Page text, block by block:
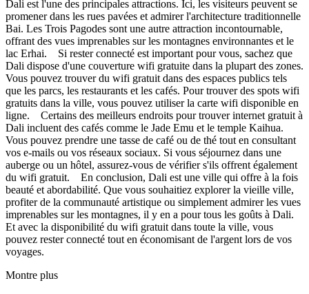
Dali est l'une des principales attractions. Ici, les visiteurs peuvent se
promener dans les rues pavées et admirer l'architecture traditionnelle
Bai. Les Trois Pagodes sont une autre attraction incontournable,
offrant des vues imprenables sur les montagnes environnantes et le
lac Erhai. Si rester connecté est important pour vous, sachez que
Dali dispose d'une couverture wifi gratuite dans la plupart des zones.
Vous pouvez trouver du wifi gratuit dans des espaces publics tels
que les parcs, les restaurants et les cafés. Pour trouver des spots wifi
gratuits dans la ville, vous pouvez utiliser la carte wifi disponible en
ligne. Certains des meilleurs endroits pour trouver internet gratuit à
Dali incluent des cafés comme le Jade Emu et le temple Kaihua.
Vous pouvez prendre une tasse de café ou de thé tout en consultant
vos e-mails ou vos réseaux sociaux. Si vous séjournez dans une
auberge ou un hôtel, assurez-vous de vérifier s'ils offrent également
du wifi gratuit. En conclusion, Dali est une ville qui offre à la fois
beauté et abordabilité. Que vous souhaitiez explorer la vieille ville,
profiter de la communauté artistique ou simplement admirer les vues
imprenables sur les montagnes, il y en a pour tous les goûts à Dali.
Et avec la disponibilité du wifi gratuit dans toute la ville, vous
pouvez rester connecté tout en économisant de l'argent lors de vos
voyages.
Montre plus